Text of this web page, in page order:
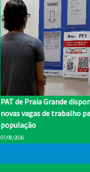
PAT de Praia Grande
novas vagas de trabalho
população
07/08/2026